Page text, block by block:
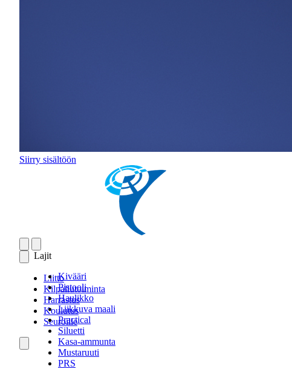
Siirry sisältöön
Lajit
Kivääri
Pistooli
Haulikko
Liikkuva maali
Practical
Siluetti
Kasa-ammunta
Mustaruuti
PRS
Liitto
Kilpailutoiminta
Harrastus
Koulutus
Seuroille